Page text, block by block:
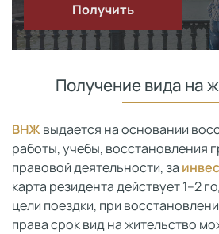
Получить
Получение вида на
ВНЖвыдается на основании
работы, учебы, восстановления
правовой деятельности, за
карта резидента действует 1–2
цели поездки, при
права срок вид на жительство